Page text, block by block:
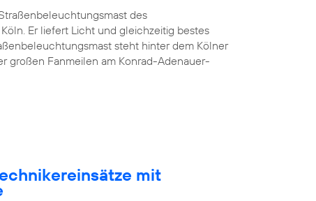
des
Er liefert Licht und gleichzeitig bestes
steht hinter dem Kölner
großen Fanmeilen am Konrad-Adenauer-
mit